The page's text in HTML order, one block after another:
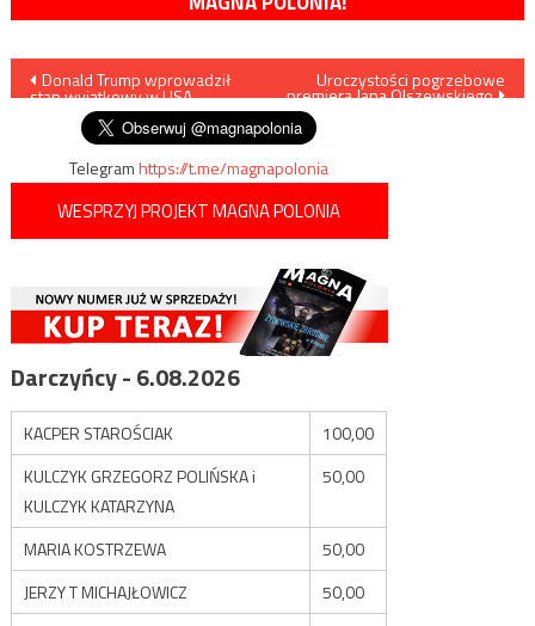
Nawigacja
wpisu
Donald Trump wprowadził
stan wyjątkowy w USA
Uroczystości pogrzebowe
premiera Jana Olszewskiego
Telegramhttps://t.me/magnapolonia
WESPRZYJ PROJEKT MAGNA POLONIA
Darczyńcy - 6.08.2026
KACPER STAROŚCIAK
100,00
KULCZYK GRZEGORZ POLIŃSKA i
KULCZYK KATARZYNA
50,00
MARIA KOSTRZEWA
50,00
JERZY T MICHAJŁOWICZ
50,00